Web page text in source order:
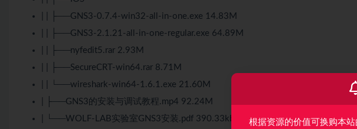
| | ├──GNS3-0.7.4-win32-all-in-one.exe 14.83M
| | ├──GNS3-2.1.21-all-in-one-regular.exe 64.89M
| | ├──nyfedit5.rar 2.93M
| | ├──SecureCRT-win64.rar 8.71M
| | └──wireshark-win64-1.6.1.exe 21.60M
| ├──GNS3的安装与调试教程.mp4 92.24M
| └──WOLF-LAB实验室GNS3安装.pdf 390.33kb
根据资源的价值可换购本